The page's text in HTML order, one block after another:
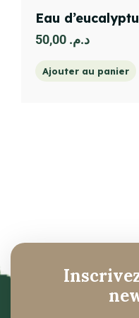
Eau
د.م.
Ajouter au panier